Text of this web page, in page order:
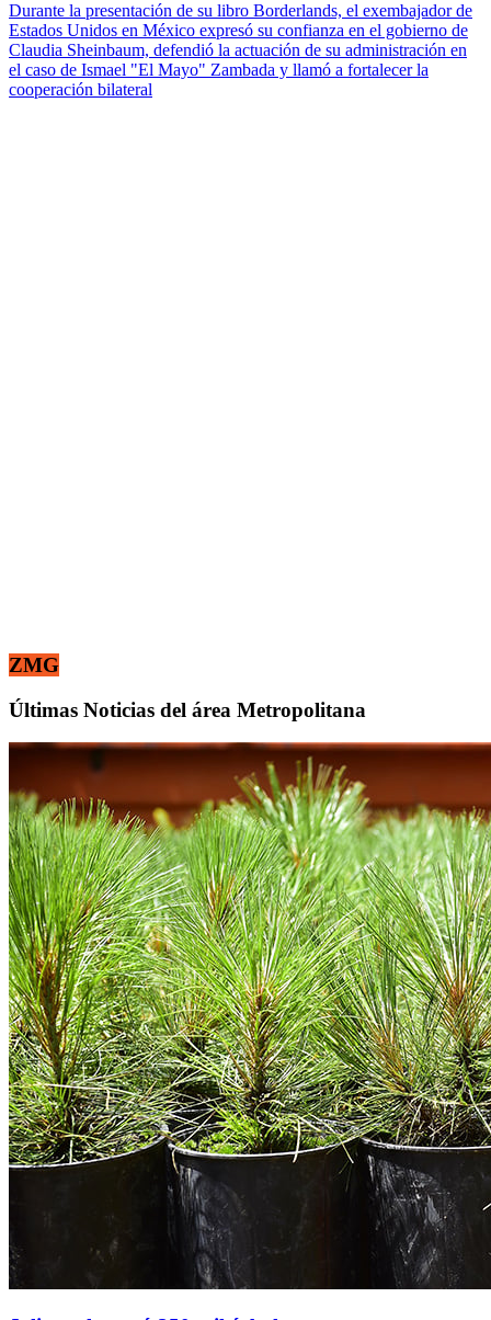
Durante la presentación de su libro Borderlands, el exembajador de
Estados Unidos en México expresó su confianza en el gobierno de
Claudia Sheinbaum, defendió la actuación de su administración en
el caso de Ismael "El Mayo" Zambada y llamó a fortalecer la
cooperación bilateral
ZMG
Últimas Noticias del área Metropolitana